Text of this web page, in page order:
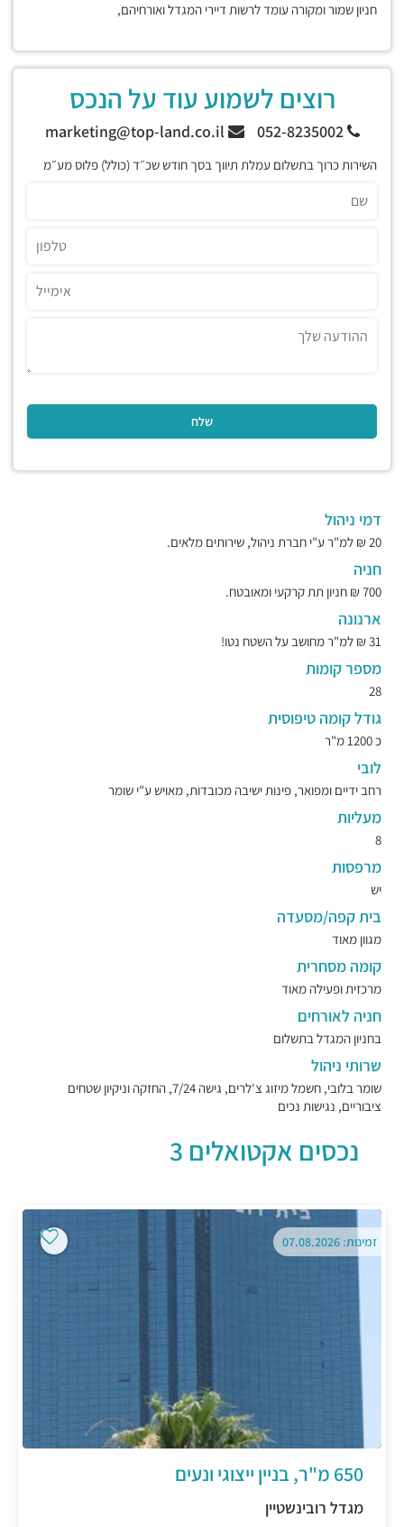
חניון שמור ומקורה עומד לרשות דיירי המגדל ואורחיהם,
רוצים לשמוע עוד על הנכס
052-8235002
השירות כרוך בתשלום עמלת תיווך בסך חודש שכ״ד (כולל) פלוס מע״מ
דמי ניהול
20 ₪ למ"ר ע"י חברת ניהול, שירותים מלאים.
חניה
700 ₪ חניון תת קרקעי ומאובטח.
ארנונה
31 ₪ למ"ר מחושב על השטח נטו!
מספר קומות
28
גודל קומה טיפוסית
כ 1200 מ"ר
לובי
רחב ידיים ומפואר, פינות ישיבה מכובדות, מאויש ע"י שומר
מעליות
8
מרפסות
יש
בית קפה/מסעדה
מגוון מאוד
קומה מסחרית
מרכזית ופעילה מאוד
חניה לאורחים
בחניון המגדל בתשלום
שרותי ניהול
שומר בלובי, חשמל מיזוג צ'לרים, גישה 7/24, החזקה וניקיון שטחים
ציבוריים, נגישות נכים
נכסים אקטואלים 3
זמינות: 07.08.2026
650 מ"ר, בניין ייצוגי ונעים
מגדל רובינשטיין